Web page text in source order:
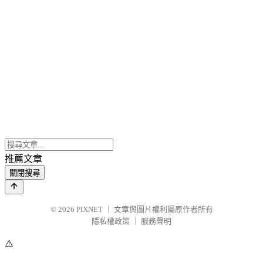
推薦文章
關閉搜尋
© 2026 PIXNET
文章與圖片權利屬原作者所有
隱私權政策
服務聲明
⚠️